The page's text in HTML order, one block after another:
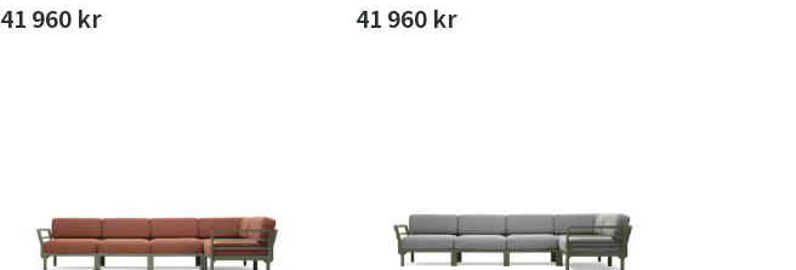
41 960 kr 41 960 kr